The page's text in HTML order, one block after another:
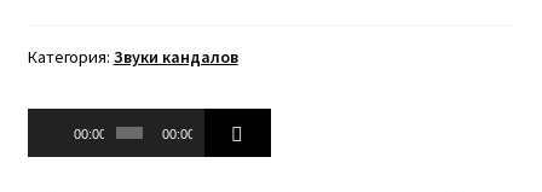
Категория: Звуки кандалов
Аудиоплеер
00:00 00:00